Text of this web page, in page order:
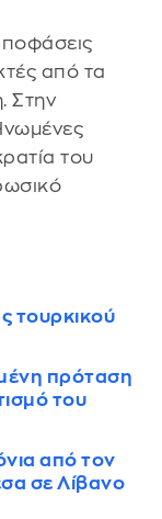
από τα
Στην
του
τουρκικού
πρόταση
του
από τον
σε Λίβανο